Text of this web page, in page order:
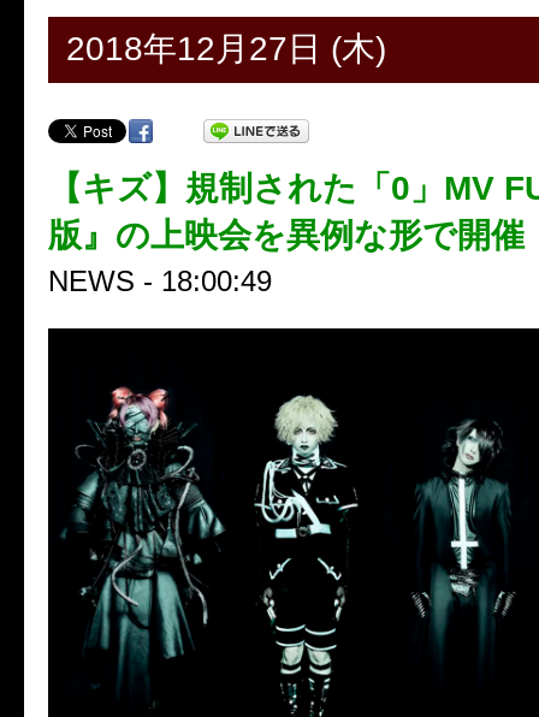
2018年12月27日 (木)
【キズ】規制された「0」MV
版』の上映会を異例な形で開催
NEWS - 18:00:49